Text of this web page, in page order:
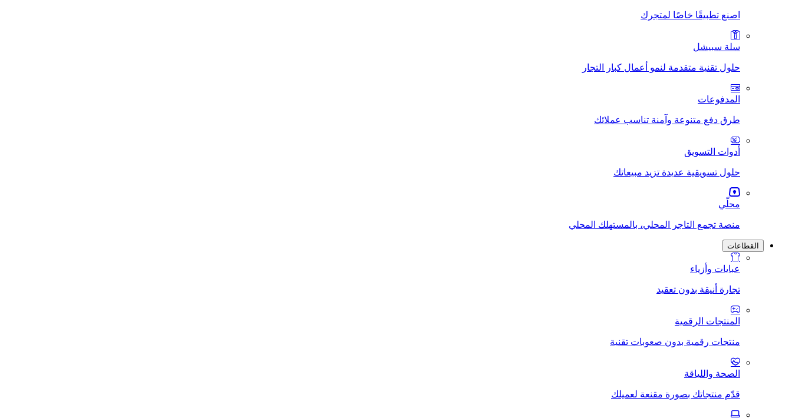
اصنع تطبيقًا خاصًا لمتجرك
سلة سبيشل
حلول تقنية متقدمة لنمو أعمال كبار التجار
المدفوعات
طرق دفع متنوعة وآمنة تناسب عملائك
أدوات التسويق
حلول تسويقية عديدة تزيد مبيعاتك
محلّي
منصة تجمع التاجر المحلي، بالمستهلك المحلي
القطاعات
عبايات وأزياء
تجارة أنيقة بدون تعقيد
المنتجات الرقمية
منتجات رقمية بدون صعوبات تقنية
الصحة واللياقة
قدّم منتجاتك بصورة مقنعة لعميلك